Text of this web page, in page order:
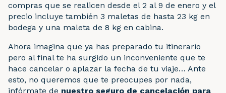
compras que se realicen desde el 2 al 9 de enero y el
precio incluye también 3 maletas de hasta 23 kg en
bodega y una maleta de 8 kg en cabina.
Ahora imagina que ya has preparado tu itinerario
pero al final te ha surgido un inconveniente que te
hace cancelar o aplazar la fecha de tu viaje… Ante
esto, no queremos que te preocupes por nada,
infórmate de nuestro seguro de cancelación para